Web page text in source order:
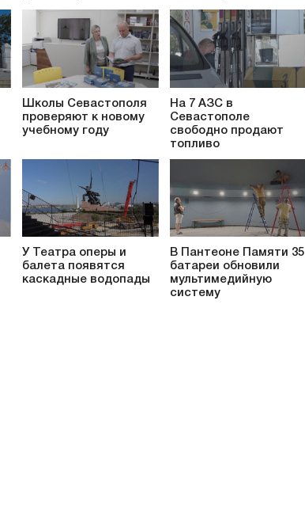
Школы Севастополя
проверяют к новому
учебному году
На 7 АЗС в
Севастополе
свободно продают
топливо
У Театра оперы и
балета появятся
каскадные водопады
В Пантеоне Памяти 35
батареи обновили
мультимедийную
систему